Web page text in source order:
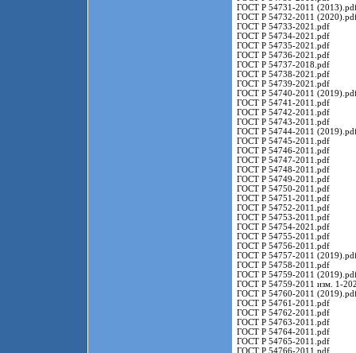
ГОСТ Р 54731-2011
ГОСТ Р 54732-2011
ГОСТ Р 54733-2021.pdf
ГОСТ Р 54734-2021.pdf
ГОСТ Р 54735-2021.pdf
ГОСТ Р 54736-2021.pdf
ГОСТ Р 54737-2018.pdf
ГОСТ Р 54738-2021.pdf
ГОСТ Р 54739-2021.pdf
ГОСТ Р 54740-2011
ГОСТ Р 54741-2011.pdf
ГОСТ Р 54742-2011.pdf
ГОСТ Р 54743-2011.pdf
ГОСТ Р 54744-2011
ГОСТ Р 54745-2011.pdf
ГОСТ Р 54746-2011.pdf
ГОСТ Р 54747-2011.pdf
ГОСТ Р 54748-2011.pdf
ГОСТ Р 54749-2011.pdf
ГОСТ Р 54750-2011.pdf
ГОСТ Р 54751-2011.pdf
ГОСТ Р 54752-2011.pdf
ГОСТ Р 54753-2011.pdf
ГОСТ Р 54754-2021.pdf
ГОСТ Р 54755-2011.pdf
ГОСТ Р 54756-2011.pdf
ГОСТ Р 54757-2011
ГОСТ Р 54758-2011.pdf
ГОСТ Р 54759-2011
ГОСТ Р 54759-2011 изм. 1-
ГОСТ Р 54760-2011
ГОСТ Р 54761-2011.pdf
ГОСТ Р 54762-2011.pdf
ГОСТ Р 54763-2011.pdf
ГОСТ Р 54764-2011.pdf
ГОСТ Р 54765-2011.pdf
ГОСТ Р 54766-2011.pdf